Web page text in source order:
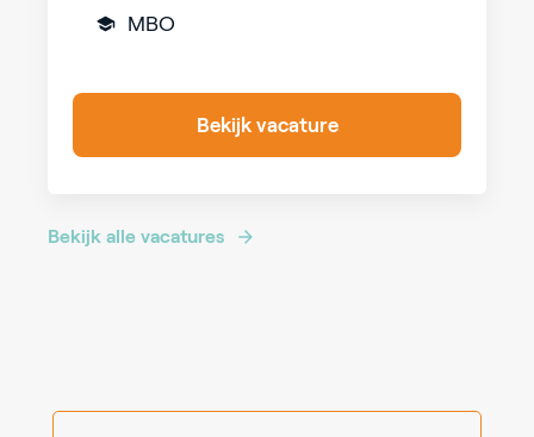
MBO
Bekijk vacature
Bekijk alle vacatures